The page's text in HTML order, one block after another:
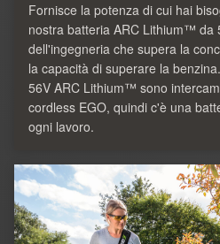
Fornisce la potenza di cui hai
nostra batteria ARC Lithium™ da
dell'ingegneria che supera la
la capacità di superare la
56V ARC Lithium™ sono
cordless EGO, quindi c'è una
ogni lavoro.